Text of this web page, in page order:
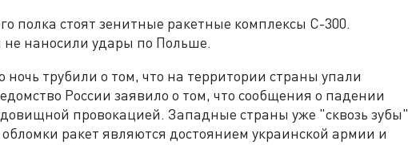
полка стоят зенитные ракетные комплексы С-300.
наносили удары по Польше.
трубили о том, что на территории страны упали
России заявило о том, что сообщения о падении
провокацией. Западные страны уже "сквозь зубы"
ракет являются достоянием украинской армии и